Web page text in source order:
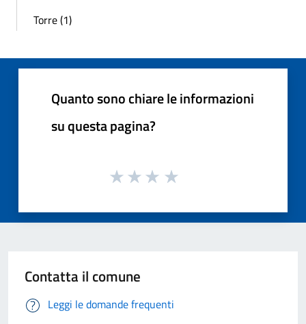
Torre (1)
Quanto sono chiare le informazioni
su questa pagina?
Contatta il comune
Leggi le domande frequenti